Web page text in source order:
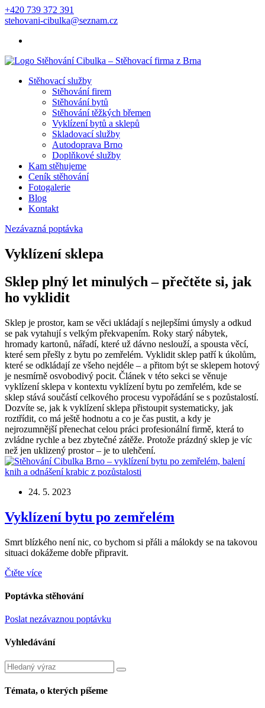
+420 739 372 391
stehovani-cibulka@seznam.cz
Stěhovací služby
Stěhování firem
Stěhování bytů
Stěhování těžkých břemen
Vyklízení bytů a sklepů
Skladovací služby
Autodoprava Brno
Doplňkové služby
Kam stěhujeme
Ceník stěhování
Fotogalerie
Blog
Kontakt
Nezávazná poptávka
Vyklízení sklepa
Sklep plný let minulých – přečtěte si, jak
ho vyklidit
Sklep je prostor, kam se věci ukládají s nejlepšími úmysly a odkud
se pak vytahují s velkým překvapením. Roky starý nábytek,
hromady kartonů, nářadí, které už dávno neslouží, a spousta věcí,
které sem přešly z bytu po zemřelém. Vyklidit sklep patří k úkolům,
které se odkládají ze všeho nejdéle – a přitom být se sklepem hotový
je nesmírně osvobodivý pocit. Článek v této sekci se věnuje
vyklízení sklepa v kontextu vyklízení bytu po zemřelém, kde se
sklep stává součástí celkového procesu vypořádání se s pozůstalostí.
Dozvíte se, jak k vyklízení sklepa přistoupit systematicky, jak
roztřídit, co má ještě hodnotu a co je čas pustit, a kdy je
nejrozumnější přenechat celou práci profesionální firmě, která to
zvládne rychle a bez zbytečné zátěže. Protože prázdný sklep je víc
než jen uklizený prostor – je to ulehčení.
24. 5. 2023
Vyklízení bytu po zemřelém
Smrt blízkého není nic, co bychom si přáli a málokdy se na takovou
situaci dokážeme dobře připravit.
Čtěte více
Poptávka stěhování
Poslat nezávaznou poptávku
Vyhledávání
Témata, o kterých píšeme